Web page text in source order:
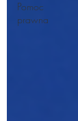
Pomoc
prawna